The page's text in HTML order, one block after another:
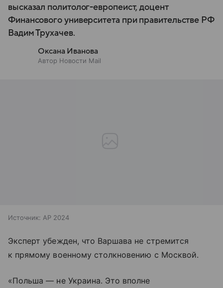
высказал политолог-европеист, доцент
Финансового университета при правительстве РФ
Вадим Трухачев.
Оксана Иванова
Автор Новости Mail
Источник: AP 2024
Эксперт убежден, что Варшава не стремится
к прямому военному столкновению с Москвой.
«Польша — не Украина. Это вполне